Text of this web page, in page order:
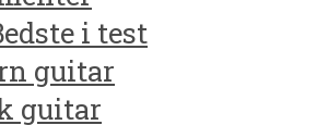
i test
guitar
guitar